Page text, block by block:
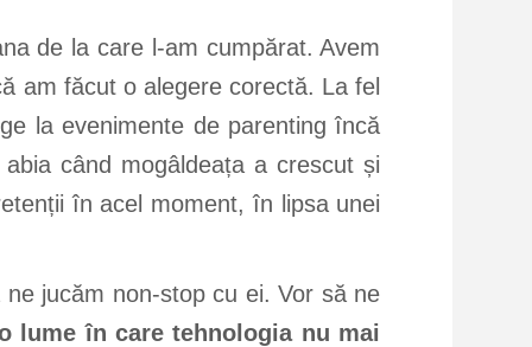
de la care l-am cumpărat. Avem
am făcut o alegere corectă. La fel
la evenimente de parenting încă
când mogâldeața a crescut și
în acel moment, în lipsa unei
jucăm non-stop cu ei. Vor să ne
lume în care tehnologia nu mai